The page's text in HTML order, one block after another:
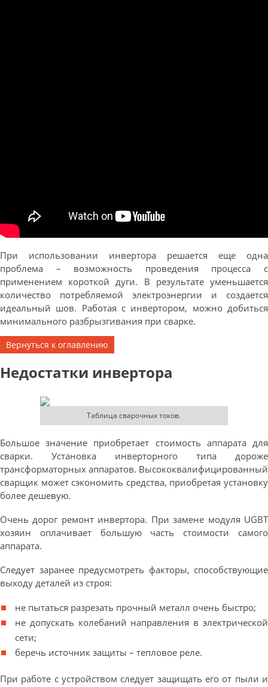
При использовании инвертора решается еще одна
проблема – возможность проведения процесса с
применением короткой дуги. В результате уменьшается
количество потребляемой электроэнергии и создается
идеальный шов. Работая с инвертором, можно добиться
минимального разбрызгивания при сварке.
Вернуться к оглавлению
Недостатки инвертора
Таблица сварочных токов.
Большое значение приобретает стоимость аппарата для
сварки. Установка инверторного типа дороже
трансформаторных аппаратов. Высококвалифицированный
сварщик может сэкономить средства, приобретая установку
более дешевую.
Очень дорог ремонт инвертора. При замене модуля UGBT
хозяин оплачивает большую часть стоимости самого
аппарата.
Следует заранее предусмотреть факторы, способствующие
выходу деталей из строя:
не пытаться разрезать прочный металл очень быстро;
не допускать колебаний направления в электрической
сети;
беречь источник защиты – тепловое реле.
При работе с устройством следует защищать его от пыли и